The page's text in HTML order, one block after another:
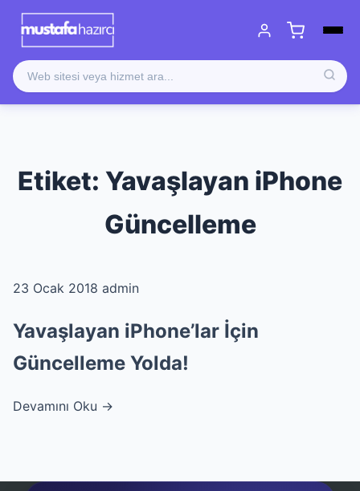
Etiket: Yavaşlayan iPhone
Güncelleme
23 Ocak 2018 admin
Yavaşlayan iPhone’lar İçin
Güncelleme Yolda!
Devamını Oku →